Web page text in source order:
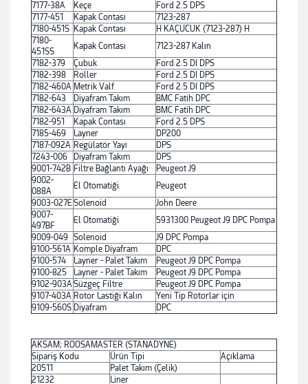
7177-38A
Keçe
Ford 2.5 DPS
7177-451
Kapak Contası
7123-287
7180-451S Kapak Contası
H KAÇUCUK (7123-287) H
7180-
451SS
Kapak Contası
7123-287 Kalın
7182-379
Çubuk
Ford 2.5 DI DPS
7182-398
Roller
Ford 2.5 DI DPS
7182-460A Metrik Valf
Ford 2.5 DI DPS
7182-643
Diyafram Takım
BMC Fatih DPC
7182-643A Diyafram Takım
BMC Fatih DPC
7182-951
Kapak Contası
Ford 2.5 DPS
7185-469
Layner
DP200
7187-092A Regülatör Yayı
DPS
7243-006
Diyafram Takım
DPS
9001-742B Filtre Bağlantı Ayağı
Peugeot J9
9002-
088A
El Otomatiği
Peugeot
9003-027ESolenoid
John Deere
9007-
497BF
El Otomatiği
5931300 Peugeot J9 DPC Pompa
9009-049
Solenoid
J9 DPC Pompa
9100-561A Komple Diyafram
DPC
9100-574
Layner - Palet Takım
Peugeot J9 DPC Pompa
9100-825
Layner - Palet Takım
Peugeot J9 DPC Pompa
9102-903ASüzgeç Filtre
Peugeot J9 DPC Pompa
9107-403A Rotor Lastiği Kalın
Yeni Tip Rotorlar için
9109-560S Diyafram DPC
AKSAM; ROOSAMASTER (STANADYNE)
Sipariş Kodu
Ürün Tipi
Açıklama
20511
Palet Takım (Çelik)
21232
Liner